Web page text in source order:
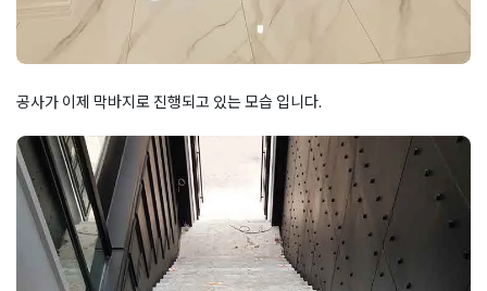
공사가 이제 막바지로 진행되고 있는 모습 입니다.